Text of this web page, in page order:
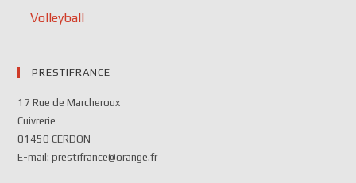
Volleyball
PRESTIFRANCE
17 Rue de Marcheroux
Cuivrerie
01450 CERDON
E-mail: prestifrance@orange.fr